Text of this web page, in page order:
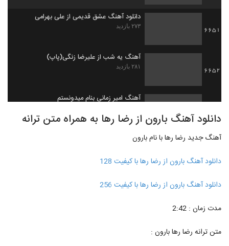
6651
دانلود آهنگ عشق قدیمی از علی بهرامی
۲۷۳ بازدید
6652
آهنگ یه شب از علیرضا زنگی(پاپ)
۲۸۱ بازدید
آهنگ امیر زمانی بنام میدونستم
دانلود آهنگ امید منصوری جدا شدیم از هم
امیر زمانی آهنگ میدونستم 2
۲۶۱ بازدید
6656
دانلود آهنگ بارون از رضا رها به همراه متن ترانه
آهنگ جدید رضا رها با نام بارون
دانلود آهنگ بارون از رضا رها با کیفیت 128
دانلود آهنگ بارون از رضا رها با کیفیت 256
مدت زمان : 2:42
متن ترانه رضا رها بارون :